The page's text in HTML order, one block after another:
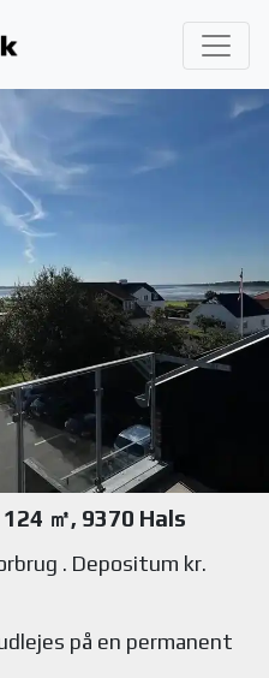
㎡, 9370 Hals
. Depositum kr.
på en permanent